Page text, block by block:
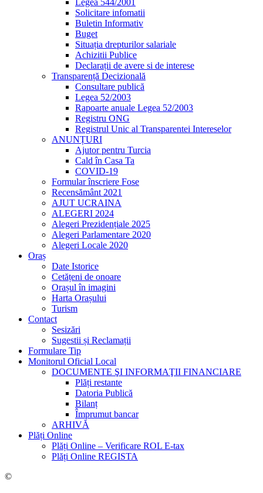
Legea 544/2001
Solicitare infomatii
Buletin Informativ
Buget
Situația drepturilor salariale
Achizitii Publice
Declarații de avere si de interese
Transparență Decizională
Consultare publică
Legea 52/2003
Rapoarte anuale Legea 52/2003
Registru ONG
Registrul Unic al Transparentei Intereselor
ANUNȚURI
Ajutor pentru Turcia
Cald în Casa Ta
COVID-19
Formular înscriere Fose
Recensământ 2021
AJUT UCRAINA
ALEGERI 2024
Alegeri Prezidențiale 2025
Alegeri Parlamentare 2020
Alegeri Locale 2020
Oraș
Date Istorice
Cetățeni de onoare
Orașul în imagini
Harta Orașului
Turism
Contact
Sesizări
Sugestii și Reclamații
Formulare Tip
Monitorul Oficial Local
DOCUMENTE ŞI INFORMAŢII FINANCIARE
Plăți restante
Datoria Publică
Bilanț
Împrumut bancar
ARHIVĂ
Plăți Online
Plăți Online – Verificare ROL E-tax
Plăți Online REGISTA
©